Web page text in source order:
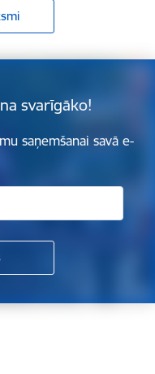
svarīgāko!
saņemšanai savā e-